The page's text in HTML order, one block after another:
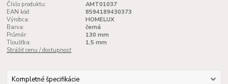
Číslo produktu:
AMT01037
EAN kód:
8594189430373
Výrobca:
HOMELUX
Barva:
černá
Průměr:
130 mm
Tloušťka:
1,5 mm
Strážiť cenu / dostupnosť
Kompletné špecifikácie